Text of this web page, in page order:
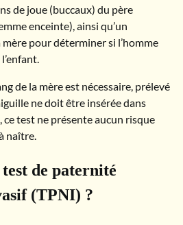
de joue (buccaux) du père
enceinte), ainsi qu’un
pour déterminer si l’homme
de la mère est nécessaire, prélevé
ne doit être insérée dans
ce test ne présente aucun risque
naître.
test de paternité
(TPNI) ?